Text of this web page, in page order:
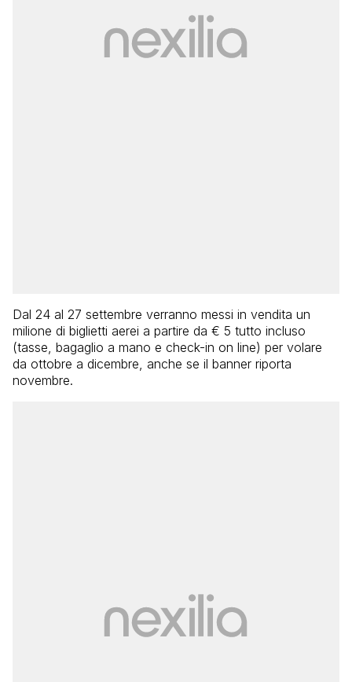
Dal 24 al 27 settembre verranno messi in vendita un
milione di biglietti aerei a partire da € 5 tutto incluso
(tasse, bagaglio a mano e check-in on line) per volare
da ottobre a dicembre, anche se il banner riporta
novembre.